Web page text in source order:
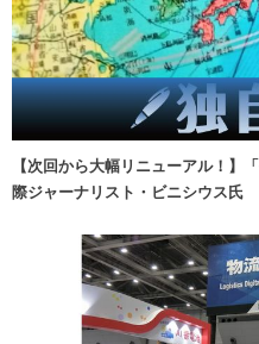
【次回から大幅リニューアル！
際ジャーナリスト・ビニシウス氏